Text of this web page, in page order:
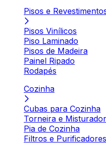
Pisos e
Pisos Vinílicos
Piso Laminado
Pisos de Madeira
Painel Ripado
Rodapés
Cozinha
Cubas para Cozinha
Torneira e Misturador
Pia de Cozinha
Filtros e Purificadores